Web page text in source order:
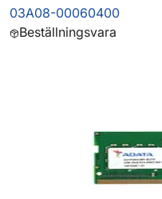
03A08-00060400
Beställningsvara